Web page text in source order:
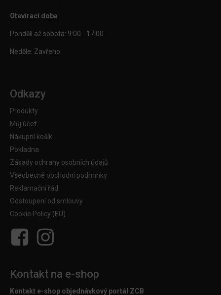
Otevírací doba
Pondělí až sobota: 9:00 - 17:00
Neděle: Zavřeno
Odkazy
Produkty
Můj účet
Nákupní košík
Pokladna
Zásady ochrany osobních údajů
Všeobecné obchodní podmínky
Reklamační řád
Odstoupení od smlouvy
Cookie Policy (EU)
Kontakt na e-shop
Kontakt e-shop objednávkový portál ZCB